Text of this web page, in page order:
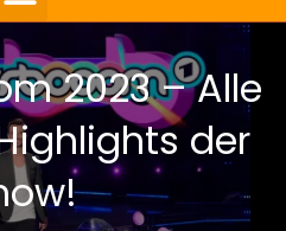
2023 – Alle
der